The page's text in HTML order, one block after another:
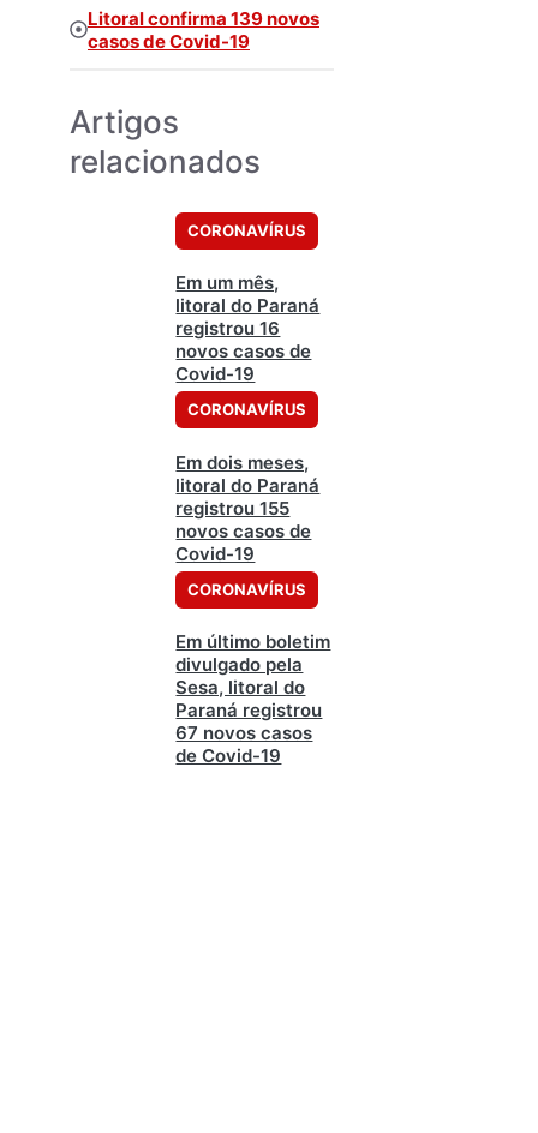
Litoral confirma 139 novos
casos de Covid-19
Artigos
relacionados
CORONAVÍRUS
Em um mês,
litoral do Paraná
registrou 16
novos casos de
Covid-19
CORONAVÍRUS
Em dois meses,
litoral do Paraná
registrou 155
novos casos de
Covid-19
CORONAVÍRUS
Em último boletim
divulgado pela
Sesa, litoral do
Paraná registrou
67 novos casos
de Covid-19